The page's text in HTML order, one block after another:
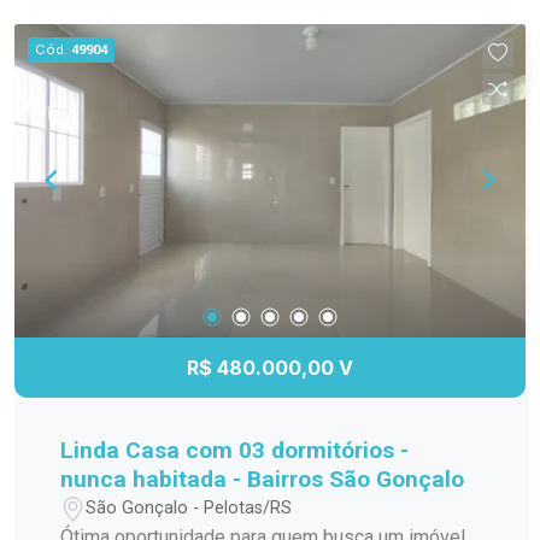
aconchegante e pronto para morar. Localização
privilegiada, próxima a comércios, serviços e
facilidades do dia a dia. Entre em contato para
mais informações e agende uma visita. Seu novo
apartamento espera por você!
Cód. 49904
R$ 480.000,00 V
Linda Casa com 03 dormitórios -
nunca habitada - Bairros São Gonçalo
São Gonçalo - Pelotas/RS